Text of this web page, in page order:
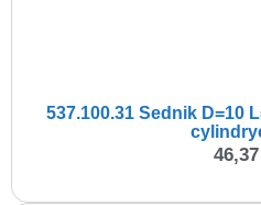
537.100.31 Sednik D=10
46,37